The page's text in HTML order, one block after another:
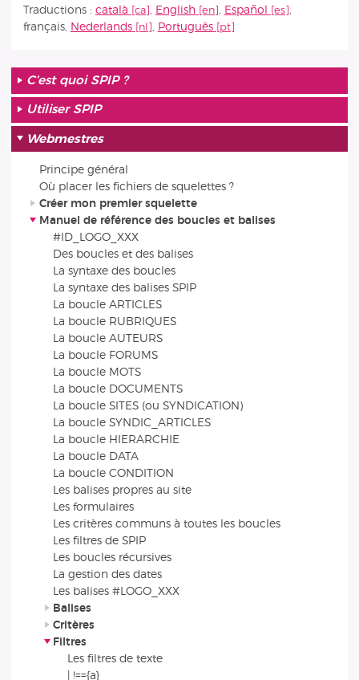
Traductions : català English Español
français, Nederlands Português
C’est quoi SPIP ?
Utiliser SPIP
Webmestres
Principe général
Où placer les fichiers de squelettes ?
Créer mon premier squelette
Manuel de référence des boucles et balises
#ID_LOGO_XXX
Des boucles et des balises
La syntaxe des boucles
La syntaxe des balises SPIP
La boucle ARTICLES
La boucle RUBRIQUES
La boucle AUTEURS
La boucle FORUMS
La boucle MOTS
La boucle DOCUMENTS
La boucle SITES (ou SYNDICATION)
La boucle SYNDIC_ARTICLES
La boucle HIERARCHIE
La boucle DATA
La boucle CONDITION
Les balises propres au site
Les formulaires
Les critères communs à toutes les boucles
Les filtres de SPIP
Les boucles récursives
La gestion des dates
Les balises #LOGO_XXX
Balises
Critères
Filtres
Les filtres de texte
| !=={a}